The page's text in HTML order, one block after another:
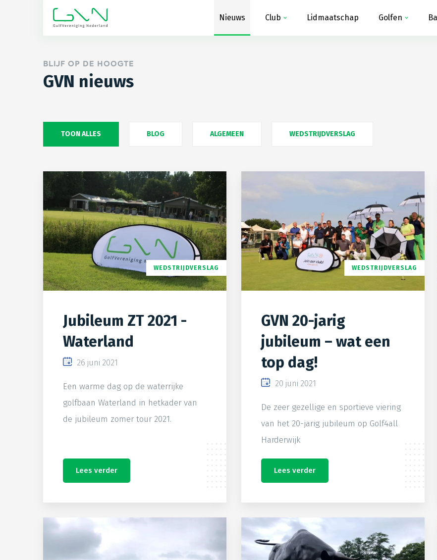
Nieuws Club Lidmaatschap Golfen
BLIJF OP DE HOOGTE
GVN nieuws
TOON ALLES BLOG ALGEMEEN WEDSTRIJDVERSLAG
WEDSTRIJDVERSLAG
Jubileum ZT 2021 -
Waterland
26 juni 2021
Een warme dag op de waterrijke
golfbaan Waterland in hetkader van
de jubileum zomer tour 2021.
Lees verder
WEDSTRIJDVERSLAG
GVN 20-jarig
jubileum – wat een
top dag!
20 juni 2021
De zeer gezellige en sportieve viering
van het 20-jarig jubileum op Golf4all
Harderwijk
Lees verder